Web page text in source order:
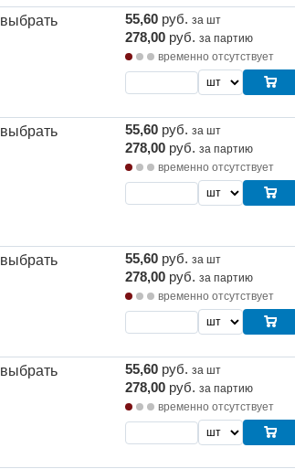
выбрать 55,60 руб. за шт
278,00 руб. за партию
временно отсутствует
выбрать 55,60 руб. за шт
278,00 руб. за партию
временно отсутствует
выбрать 55,60 руб. за шт
278,00 руб. за партию
временно отсутствует
выбрать 55,60 руб. за шт
278,00 руб. за партию
временно отсутствует